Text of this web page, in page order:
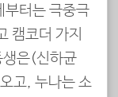
부터는 극중극
캠코더 가지
생은(신하균
고, 누나는 소